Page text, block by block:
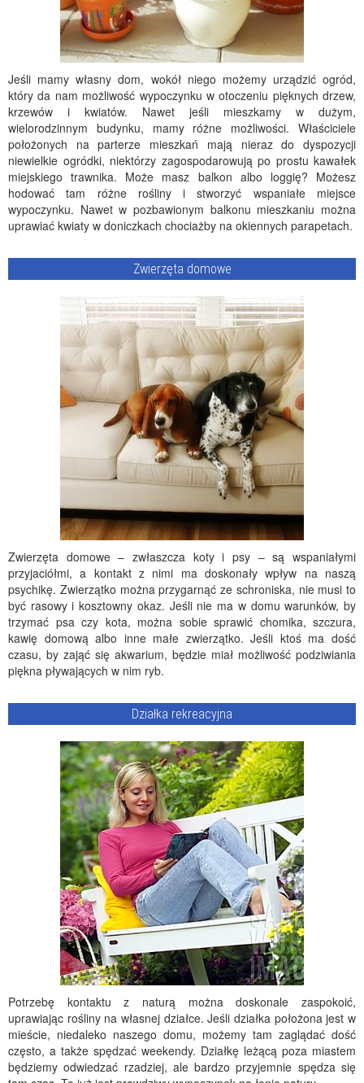
Jeśli mamy własny dom, wokół niego możemy urządzić ogród,
który da nam możliwość wypoczynku w otoczeniu pięknych drzew,
krzewów i kwiatów. Nawet jeśli mieszkamy w dużym,
wielorodzinnym budynku, mamy różne możliwości. Właściciele
położonych na parterze mieszkań mają nieraz do dyspozycji
niewielkie ogródki, niektórzy zagospodarowują po prostu kawałek
miejskiego trawnika. Może masz balkon albo loggię? Możesz
hodować tam różne rośliny i stworzyć wspaniałe miejsce
wypoczynku. Nawet w pozbawionym balkonu mieszkaniu można
uprawiać kwiaty w doniczkach chociażby na okiennych parapetach.
Zwierzęta domowe
Zwierzęta domowe – zwłaszcza koty i psy – są wspaniałymi
przyjaciółmi, a kontakt z nimi ma doskonały wpływ na naszą
psychikę. Zwierzątko można przygarnąć ze schroniska, nie musi to
być rasowy i kosztowny okaz. Jeśli nie ma w domu warunków, by
trzymać psa czy kota, można sobie sprawić chomika, szczura,
kawię domową albo inne małe zwierzątko. Jeśli ktoś ma dość
czasu, by zająć się akwarium, będzie miał możliwość podziwiania
piękna pływających w nim ryb.
Działka rekreacyjna
Potrzebę kontaktu z naturą można doskonale zaspokoić,
uprawiając rośliny na własnej działce. Jeśli działka położona jest w
mieście, niedaleko naszego domu, możemy tam zaglądać dość
często, a także spędzać weekendy. Działkę leżącą poza miastem
będziemy odwiedzać rzadziej, ale bardzo przyjemnie spędza się